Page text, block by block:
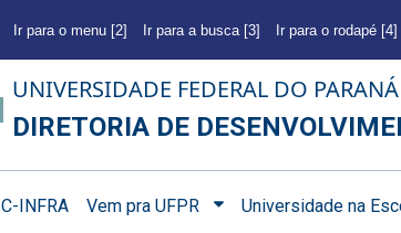
Ir para o menu [2] Ir para a busca [3] Ir para o rodapé [4]
UNIVERSIDADE FEDERAL DO PARANÁ
DIRETORIA DE
C-INFRA Vem pra UFPR Universidade na